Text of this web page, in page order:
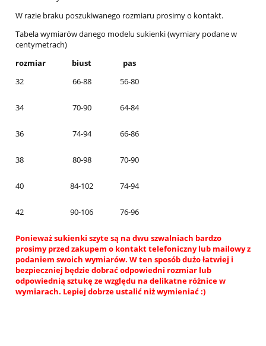
W razie braku poszukiwanego rozmiaru prosimy o kontakt.
Tabela wymiarów danego modelu sukienki (wymiary podane w
centymetrach)
rozmiar
biust
pas
32
66-88 56-80
34 70-90 64-84
36 74-94 66-86
38 80-98 70-90
40 84-102 74-94
42 90-106 76-96
Ponieważ sukienki szyte są na dwu szwalniach bardzo
prosimy przed zakupem o kontakt telefoniczny lub mailowy z
podaniem swoich wymiarów. W ten sposób dużo łatwiej i
bezpieczniej będzie dobrać odpowiedni rozmiar lub
odpowiednią sztukę ze względu na delikatne różnice w
wymiarach. Lepiej dobrze ustalić niż wymieniać :)